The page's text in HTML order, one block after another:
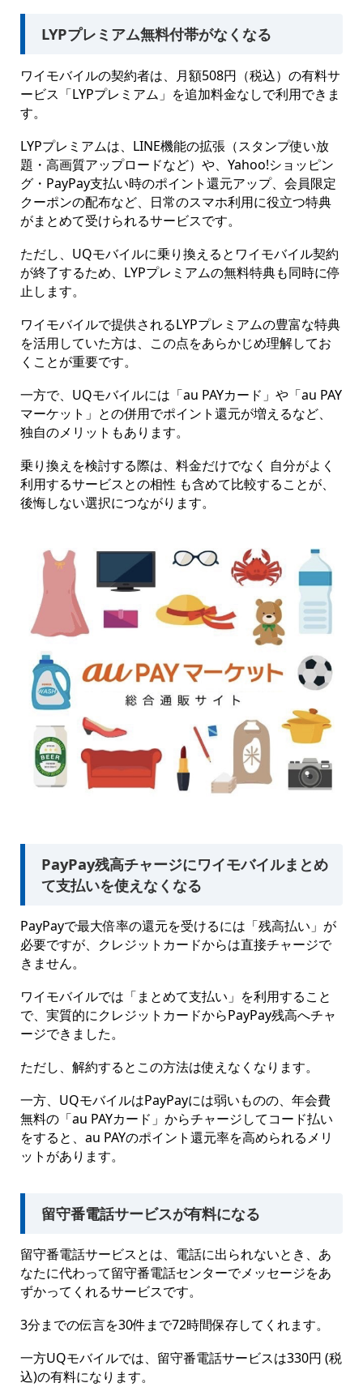
LYPプレミアム無料付帯がなくなる
ワイモバイルの契約者は、月額508円（税込）の有料サ
ービス「LYPプレミアム」を追加料金なしで利用できま
す。
LYPプレミアムは、LINE機能の拡張（スタンプ使い放
題・高画質アップロードなど）や、Yahoo!ショッピン
グ・PayPay支払い時のポイント還元アップ、会員限定
クーポンの配布など、日常のスマホ利用に役立つ特典
がまとめて受けられるサービスです。
ただし、UQモバイルに乗り換えるとワイモバイル契約
が終了するため、LYPプレミアムの無料特典も同時に停
止します。
ワイモバイルで提供されるLYPプレミアムの豊富な特典
を活用していた方は、この点をあらかじめ理解してお
くことが重要です。
一方で、UQモバイルには「au PAYカード」や「au PAY
マーケット」との併用でポイント還元が増えるなど、
独自のメリットもあります。
乗り換えを検討する際は、料金だけでなく 自分がよく
利用するサービスとの相性 も含めて比較することが、
後悔しない選択につながります。
PayPay残高チャージにワイモバイルまとめ
て支払いを使えなくなる
PayPayで最大倍率の還元を受けるには「残高払い」が
必要ですが、クレジットカードからは直接チャージで
きません。
ワイモバイルでは「まとめて支払い」を利用すること
で、実質的にクレジットカードからPayPay残高へチャ
ージできました。
ただし、解約するとこの方法は使えなくなります。
一方、UQモバイルはPayPayには弱いものの、年会費
無料の「au PAYカード」からチャージしてコード払い
をすると、au PAYのポイント還元率を高められるメリ
ットがあります。
留守番電話サービスが有料になる
留守番電話サービスとは、電話に出られないとき、あ
なたに代わって留守番電話センターでメッセージをあ
ずかってくれるサービスです。
3分までの伝言を30件まで72時間保存してくれます。
一方UQモバイルでは、留守番電話サービスは330円 (税
込)の有料になります。